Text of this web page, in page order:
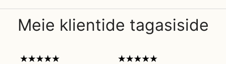
Meie klientide tagasiside